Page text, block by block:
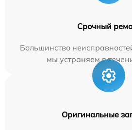
Срочный
Большинство
мы устраняем в
Оригинальные